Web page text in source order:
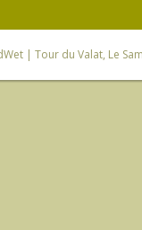
| Tour du Valat, Le